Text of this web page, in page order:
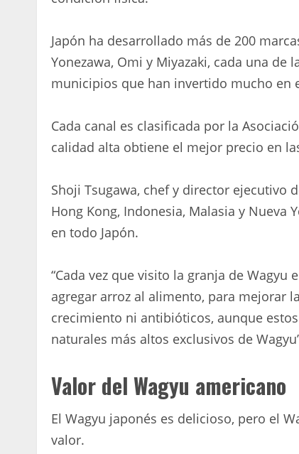
Japón ha desarrollado más de 200
Yonezawa, Omi y Miyazaki, cada una
municipios que han invertido mucho en
Cada canal es clasificada por la
calidad alta obtiene el mejor precio en
Shoji Tsugawa, chef y director ejecutivo
Hong Kong, Indonesia, Malasia y Nueva
en todo Japón.
“Cada vez que visito la granja de
agregar arroz al alimento, para mejorar
crecimiento ni antibióticos, aunque
naturales más altos exclusivos de
Valor del Wagyu americano
El Wagyu japonés es delicioso, pero el
valor.